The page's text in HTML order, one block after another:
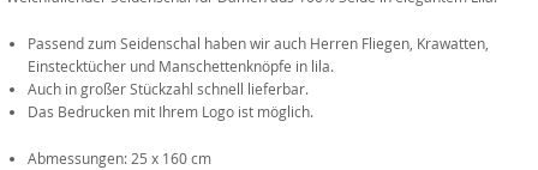
Passend zum Seidenschal haben wir auch Herren Fliegen, Krawatten,
Einstecktücher und Manschettenknöpfe in lila.
Auch in großer Stückzahl schnell lieferbar.
Das Bedrucken mit Ihrem Logo ist möglich.
Abmessungen: 25 x 160 cm